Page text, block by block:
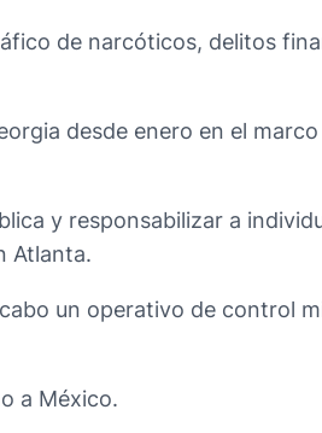
de narcóticos, delitos
desde enero en el
y responsabilizar a
Atlanta.
un operativo de control
a México.